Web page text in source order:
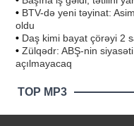
• BTV-də yeni təyinat:
oldu
• Daş kimi bayat çörəyi 2
• Zülqədr: ABŞ-nin
açılmayacaq
TOP MP3